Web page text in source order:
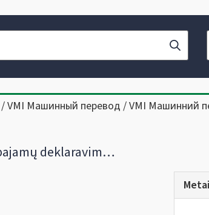
VMI Машинный перевод / VMI Машинний
– daugiau nei 1,5 mln. gyventojų jau deklaravo pajamas
Metai